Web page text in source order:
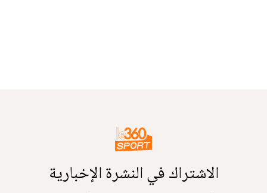
الاشتراك في النشرة الإخبارية